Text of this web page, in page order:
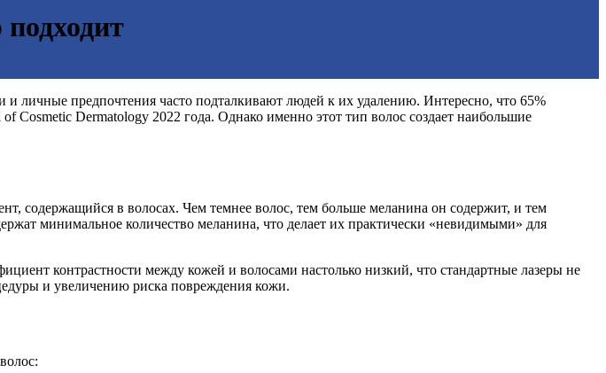
личные предпочтения часто подталкивают людей к их удалению. Интересно, что 65%
Cosmetic Dermatology 2022 года. Однако именно этот тип волос создает наибольшие
содержащийся в волосах. Чем темнее волос, тем больше меланина он содержит, и тем
минимальное количество меланина, что делает их практически «невидимыми» для
контрастности между кожей и волосами настолько низкий, что стандартные лазеры не
и увеличению риска повреждения кожи.